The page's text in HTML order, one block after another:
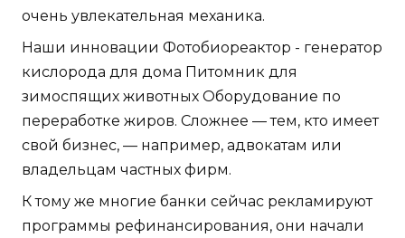
очень увлекательная механика.
Наши инновации Фотобиореактор - генератор
кислорода для дома Питомник для
зимоспящих животных Оборудование по
переработке жиров. Сложнее — тем, кто имеет
свой бизнес, — например, адвокатам или
владельцам частных фирм.
К тому же многие банки сейчас рекламируют
программы рефинансирования, они начали